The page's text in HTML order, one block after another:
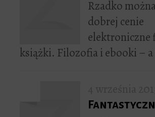
Rzadko
dobrej cenie
elektroniczne
książki. Filozofia i ebooki – a